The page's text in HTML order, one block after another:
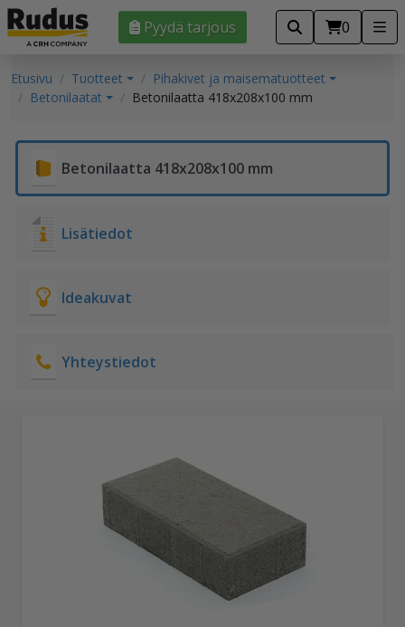
Pyydä tarjous 0
Etusivu Tuotteet
Pihakivet ja maisematuotteet
Betonilaatat
Betonilaatta 418x208x100 mm
Betonilaatta 418x208x100 mm
Lisätiedot
Ideakuvat
Yhteystiedot